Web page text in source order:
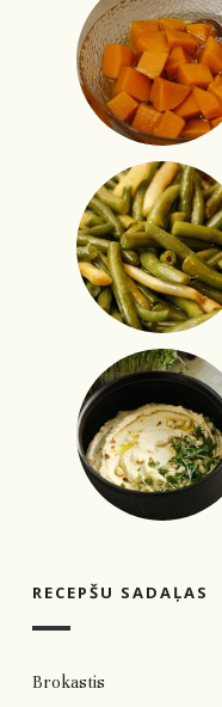
RECEPŠU SADAĻAS
Brokastis